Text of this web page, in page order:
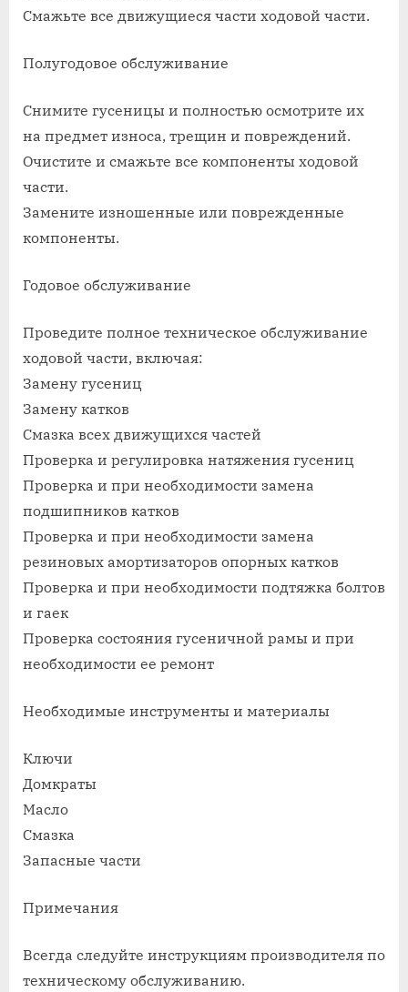
Смажьте все движущиеся части ходовой части.
Полугодовое обслуживание
Снимите гусеницы и полностью осмотрите их
на предмет износа, трещин и повреждений.
Очистите и смажьте все компоненты ходовой
части.
Замените изношенные или поврежденные
компоненты.
Годовое обслуживание
Проведите полное техническое обслуживание
ходовой части, включая:
Замену гусениц
Замену катков
Смазка всех движущихся частей
Проверка и регулировка натяжения гусениц
Проверка и при необходимости замена
подшипников катков
Проверка и при необходимости замена
резиновых амортизаторов опорных катков
Проверка и при необходимости подтяжка болтов
и гаек
Проверка состояния гусеничной рамы и при
необходимости ее ремонт
Необходимые инструменты и материалы
Ключи
Домкраты
Масло
Смазка
Запасные части
Примечания
Всегда следуйте инструкциям производителя по
техническому обслуживанию.